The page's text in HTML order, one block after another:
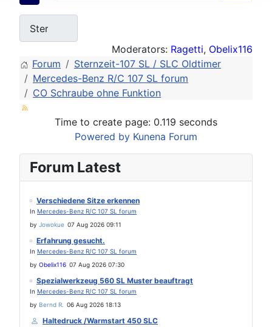
Moderators: Ragetti, Obelix116
Forum
Sternzeit-107 SL / SLC Oldtimer
Mercedes-Benz R/C 107 SL forum
CO Schraube ohne Funktion
Time to create page: 0.119 seconds
Powered by Kunena Forum
Forum Latest
Verschiedene Sitze erkennen
In Mercedes-Benz R/C 107 SL forum
by Jowokue 07 Aug 2026 09:11
Erfahrung gesucht.
In Mercedes-Benz R/C 107 SL forum
by Obelix116 07 Aug 2026 07:30
Spezialwerkzeug 560 SL Muster beauftragt
In Mercedes-Benz R/C 107 SL forum
by Bernd R. 06 Aug 2026 18:13
Haltedruck /Warmstart 450 SLC